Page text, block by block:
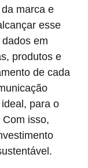
marca e
esse
em
produtos e
de cada
para o
isso,